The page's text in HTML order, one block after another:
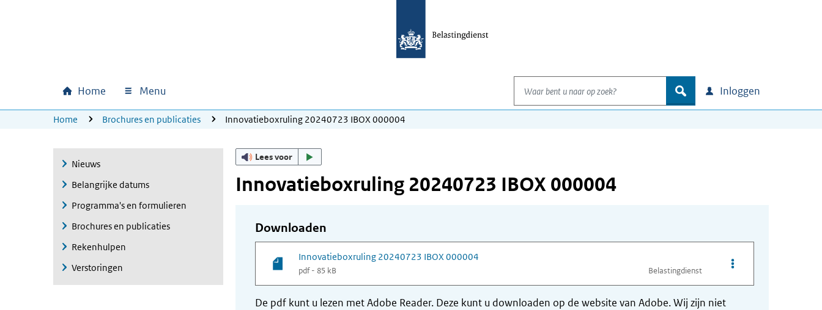
Hoofdnavigatie
Home Menu
Waar bent u naar op zoek?
zoek Inloggen
U bevindt zich hier:
Home Brochures en publicaties Innovatieboxruling 20240723 IBOX 000004
Nieuws
Belangrijke datums
Programma's en formulieren
Brochures en publicaties
Rekenhulpen
Verstoringen
Lees voor
Innovatieboxruling 20240723 IBOX 000004
Downloaden
Innovatieboxruling 20240723 IBOX 000004
pdf - 85 kB Belastingdienst
Opties van bestand
De pdf kunt u lezen met Adobe Reader. Deze kunt u downloaden op de website van Adobe. Wij zijn niet